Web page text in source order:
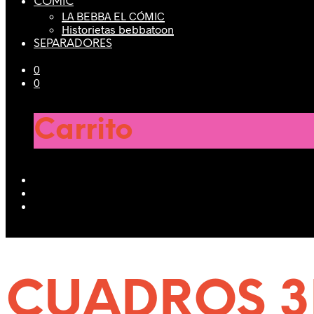
LA BEBBA EL CÓMIC
Historietas bebbatoon
SEPARADORES
0
0
Carrito
CUADROS